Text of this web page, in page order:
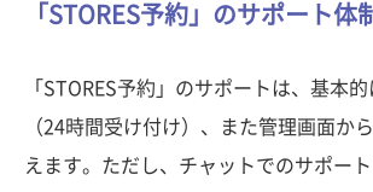
「STORES予約」のサポート体
「STORES予約」のサポートは、基本的
（24時間受け付け）、また管理画面か
えます。ただし、チャットでのサポー